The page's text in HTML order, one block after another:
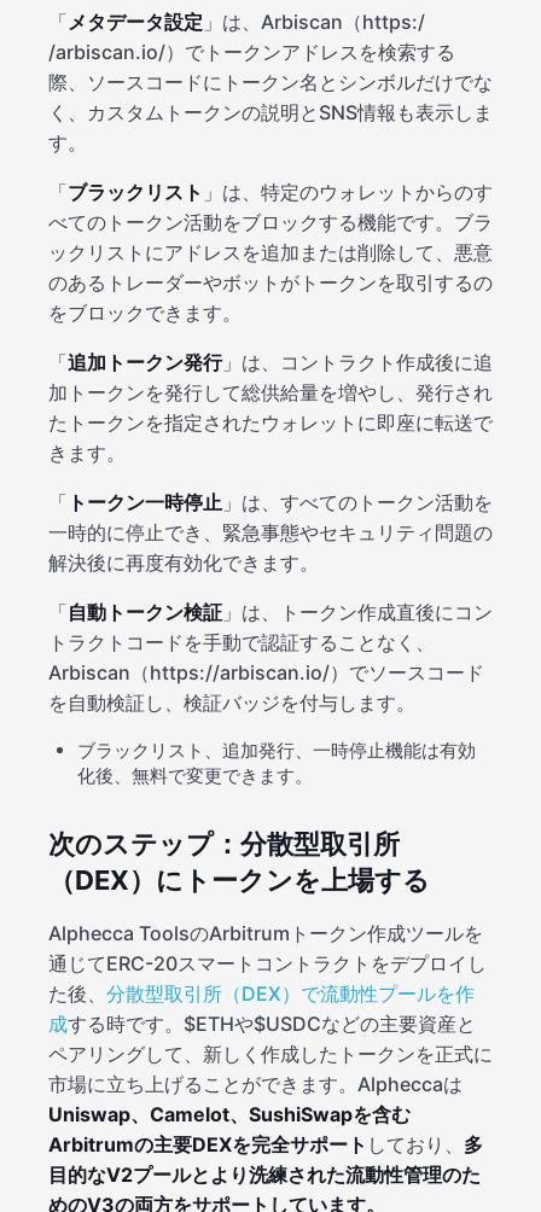
「メタデータ設定 」は、Arbiscan（https:/
/arbiscan.io/）でトークンアドレスを検索する
際、ソースコードにトークン名とシンボルだけでな
く、カスタムトークンの説明とSNS情報も表示しま
す。
「ブラックリスト 」は、特定のウォレットからのす
べてのトークン活動をブロックする機能です。ブラ
ックリストにアドレスを追加または削除して、悪意
のあるトレーダーやボットがトークンを取引するの
をブロックできます。
「追加トークン発行」は、コントラクト作成後に追
加トークンを発行して総供給量を増やし、発行され
たトークンを指定されたウォレットに即座に転送で
きます。
「 トークン一時停止 」は、すべてのトークン活動を
一時的に停止でき、緊急事態やセキュリティ問題の
解決後に再度有効化できます。
「自動トークン検証 」は、トークン作成直後にコン
トラクトコードを手動で認証することなく、
Arbiscan（https://arbiscan.io/）でソースコード
を自動検証し、検証バッジを付与します。
ブラックリスト、追加発行、一時停止機能は有効
化後、無料で変更できます。
次のステップ：分散型取引所
（DEX）にトークンを上場する
Alphecca ToolsのArbitrumトークン作成ツールを
通じてERC-20スマートコントラクトをデプロイし
た後、 分散型取引所（DEX）で流動性プールを作
成する時です。$ETHや$USDCなどの主要資産と
ペアリングして、新しく作成したトークンを正式に
市場に立ち上げることができます。Alpheccaは
Uniswap、Camelot、SushiSwapを含む
Arbitrumの主要DEXを完全サポート しており、 多
目的なV2プールとより洗練された流動性管理のた
めのV3の両方をサポートしています。